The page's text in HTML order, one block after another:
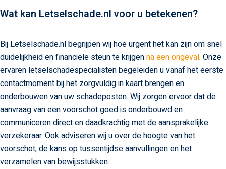
Wat kan Letselschade.nl voor u betekenen?
Bij Letselschade.nl begrijpen wij hoe urgent het kan zijn om snel
duidelijkheid en financiële steun te krijgenna een ongeval. Onze
ervaren letselschadespecialisten begeleiden u vanaf het eerste
contactmoment bij het zorgvuldig in kaart brengen en
onderbouwen van uw schadeposten. Wij zorgen ervoor dat de
aanvraag van een voorschot goed is onderbouwd en
communiceren direct en daadkrachtig met de aansprakelijke
verzekeraar. Ook adviseren wij u over de hoogte van het
voorschot, de kans op tussentijdse aanvullingen en het
verzamelen van bewijsstukken.